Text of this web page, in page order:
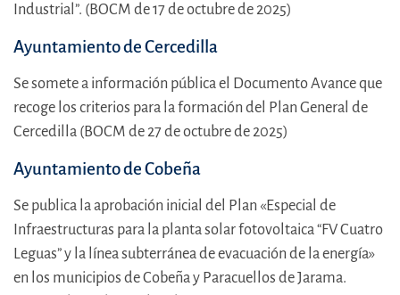
Industrial”. (BOCM de 17 de octubre de 2025)
Ayuntamiento de Cercedilla
Se somete a información pública el Documento Avance que
recoge los criterios para la formación del Plan General de
Cercedilla (BOCM de 27 de octubre de 2025)
Ayuntamiento de Cobeña
Se publica la aprobación inicial del Plan «Especial de
Infraestructuras para la planta solar fotovoltaica “FV Cuatro
Leguas” y la línea subterránea de evacuación de la energía»
en los municipios de Cobeña y Paracuellos de Jarama.